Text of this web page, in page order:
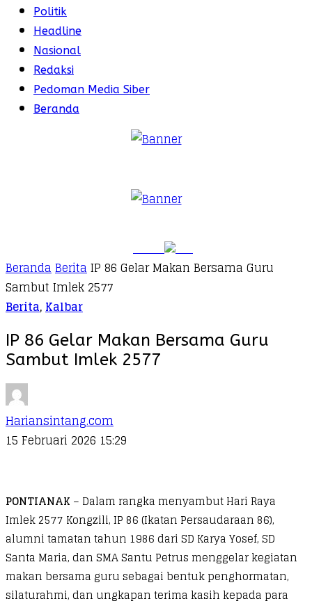
Politik
Headline
Nasional
Redaksi
Pedoman Media Siber
Beranda
BerandaBeritaIP 86 Gelar Makan Bersama Guru
Sambut Imlek 2577
Berita,Kalbar
IP 86 Gelar Makan Bersama Guru
Sambut Imlek 2577
Hariansintang.com
15 Februari 2026 15:29
PONTIANAK – Dalam rangka menyambut Hari Raya
Imlek 2577 Kongzili, IP 86 (Ikatan Persaudaraan 86),
alumni tamatan tahun 1986 dari SD Karya Yosef, SD
Santa Maria, dan SMA Santu Petrus menggelar kegiatan
makan bersama guru sebagai bentuk penghormatan,
silaturahmi, dan ungkapan terima kasih kepada para